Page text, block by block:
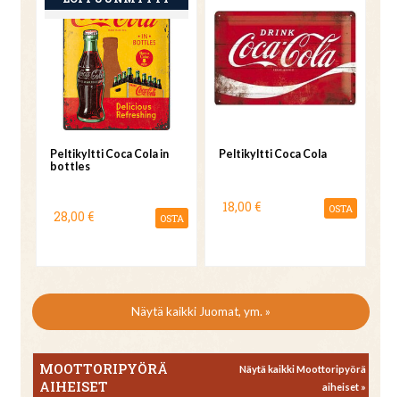
Peltikyltti Coca Cola in
bottles
28,00 € OSTA
Peltikyltti Coca Cola
18,00 € OSTA
Näytä kaikki Juomat, ym. »
MOOTTORIPYÖRÄ
AIHEISET
Näytä kaikki Moottoripyörä
aiheiset »